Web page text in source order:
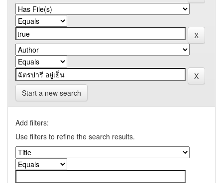
Start a new search
Add filters:
Use filters to refine the search results.